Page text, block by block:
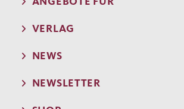
VERLAG
NEWS
NEWSLETTER